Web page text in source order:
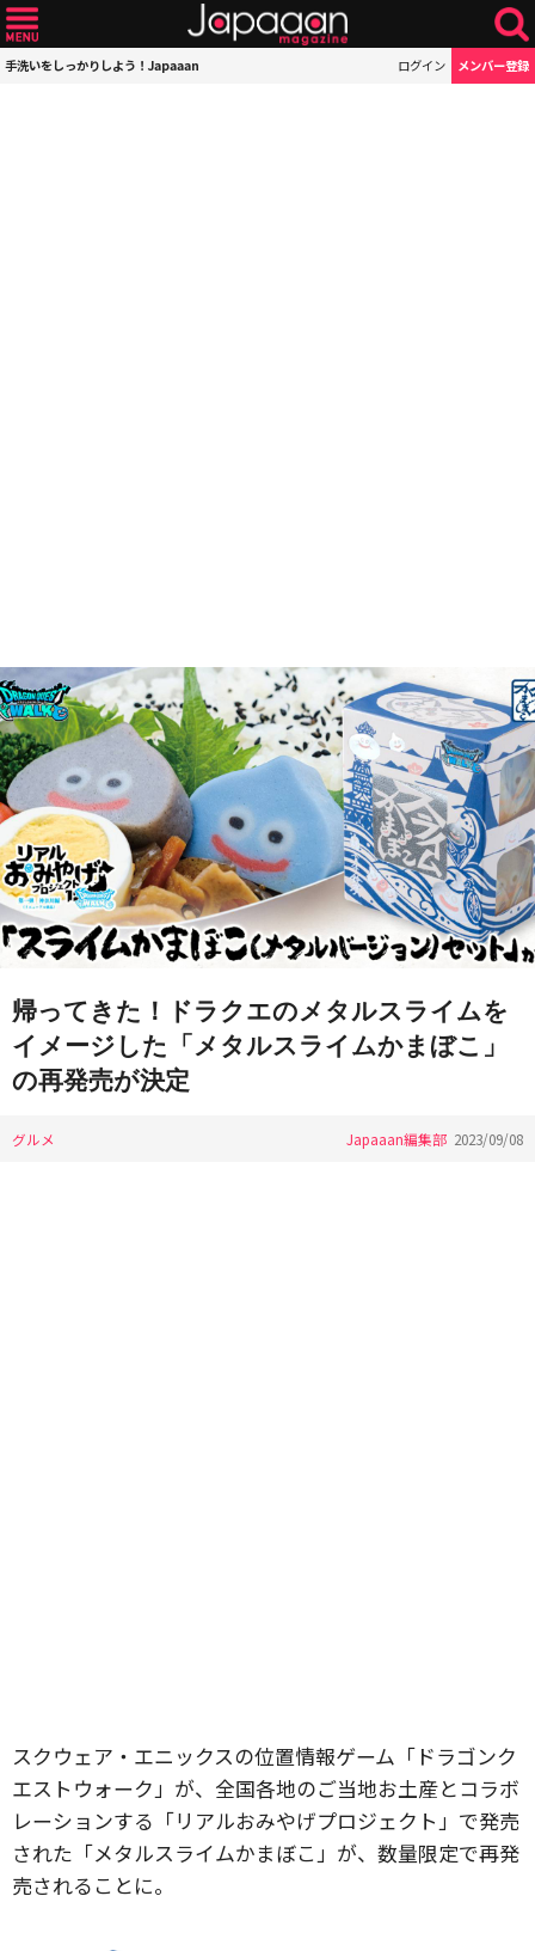
手洗いをしっかりしよう！Japaaan ログイン メンバー登録
帰ってきた！ドラクエのメタルスライムを
イメージした「メタルスライムかまぼこ」
の再発売が決定
グルメ Japaaan編集部 2023/09/08
スクウェア・エニックスの位置情報ゲーム「ドラゴンク
エストウォーク」が、全国各地のご当地お土産とコラボ
レーションする「リアルおみやげプロジェクト」で発売
された「メタルスライムかまぼこ」が、数量限定で再発
売されることに。